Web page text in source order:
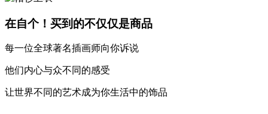
在自个！买到的不仅仅是商品
每一位全球著名插画师向你诉说
他们内心与众不同的感受
让世界不同的艺术成为你生活中的饰品